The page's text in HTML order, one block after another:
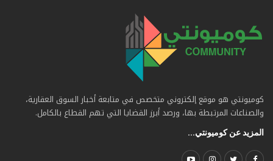
كوميونتي هو موقع إلكتروني متخصص في متابعة أخبار السوق العقارية،
والصناعات المرتبطة بها، ورصد أبرز القضايا التي تهم القطاع بالكامل.
المزيد عن كوميونتي...